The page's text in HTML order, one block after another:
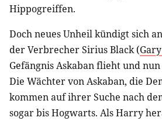
Hippogreiffen.
Doch neues Unheil kündigt sich
der Verbrecher Sirius Black (
Gefängnis Askaban flieht und
Die Wächter von Askaban, die
kommen auf ihrer Suche nach
sogar bis Hogwarts. Als Harry